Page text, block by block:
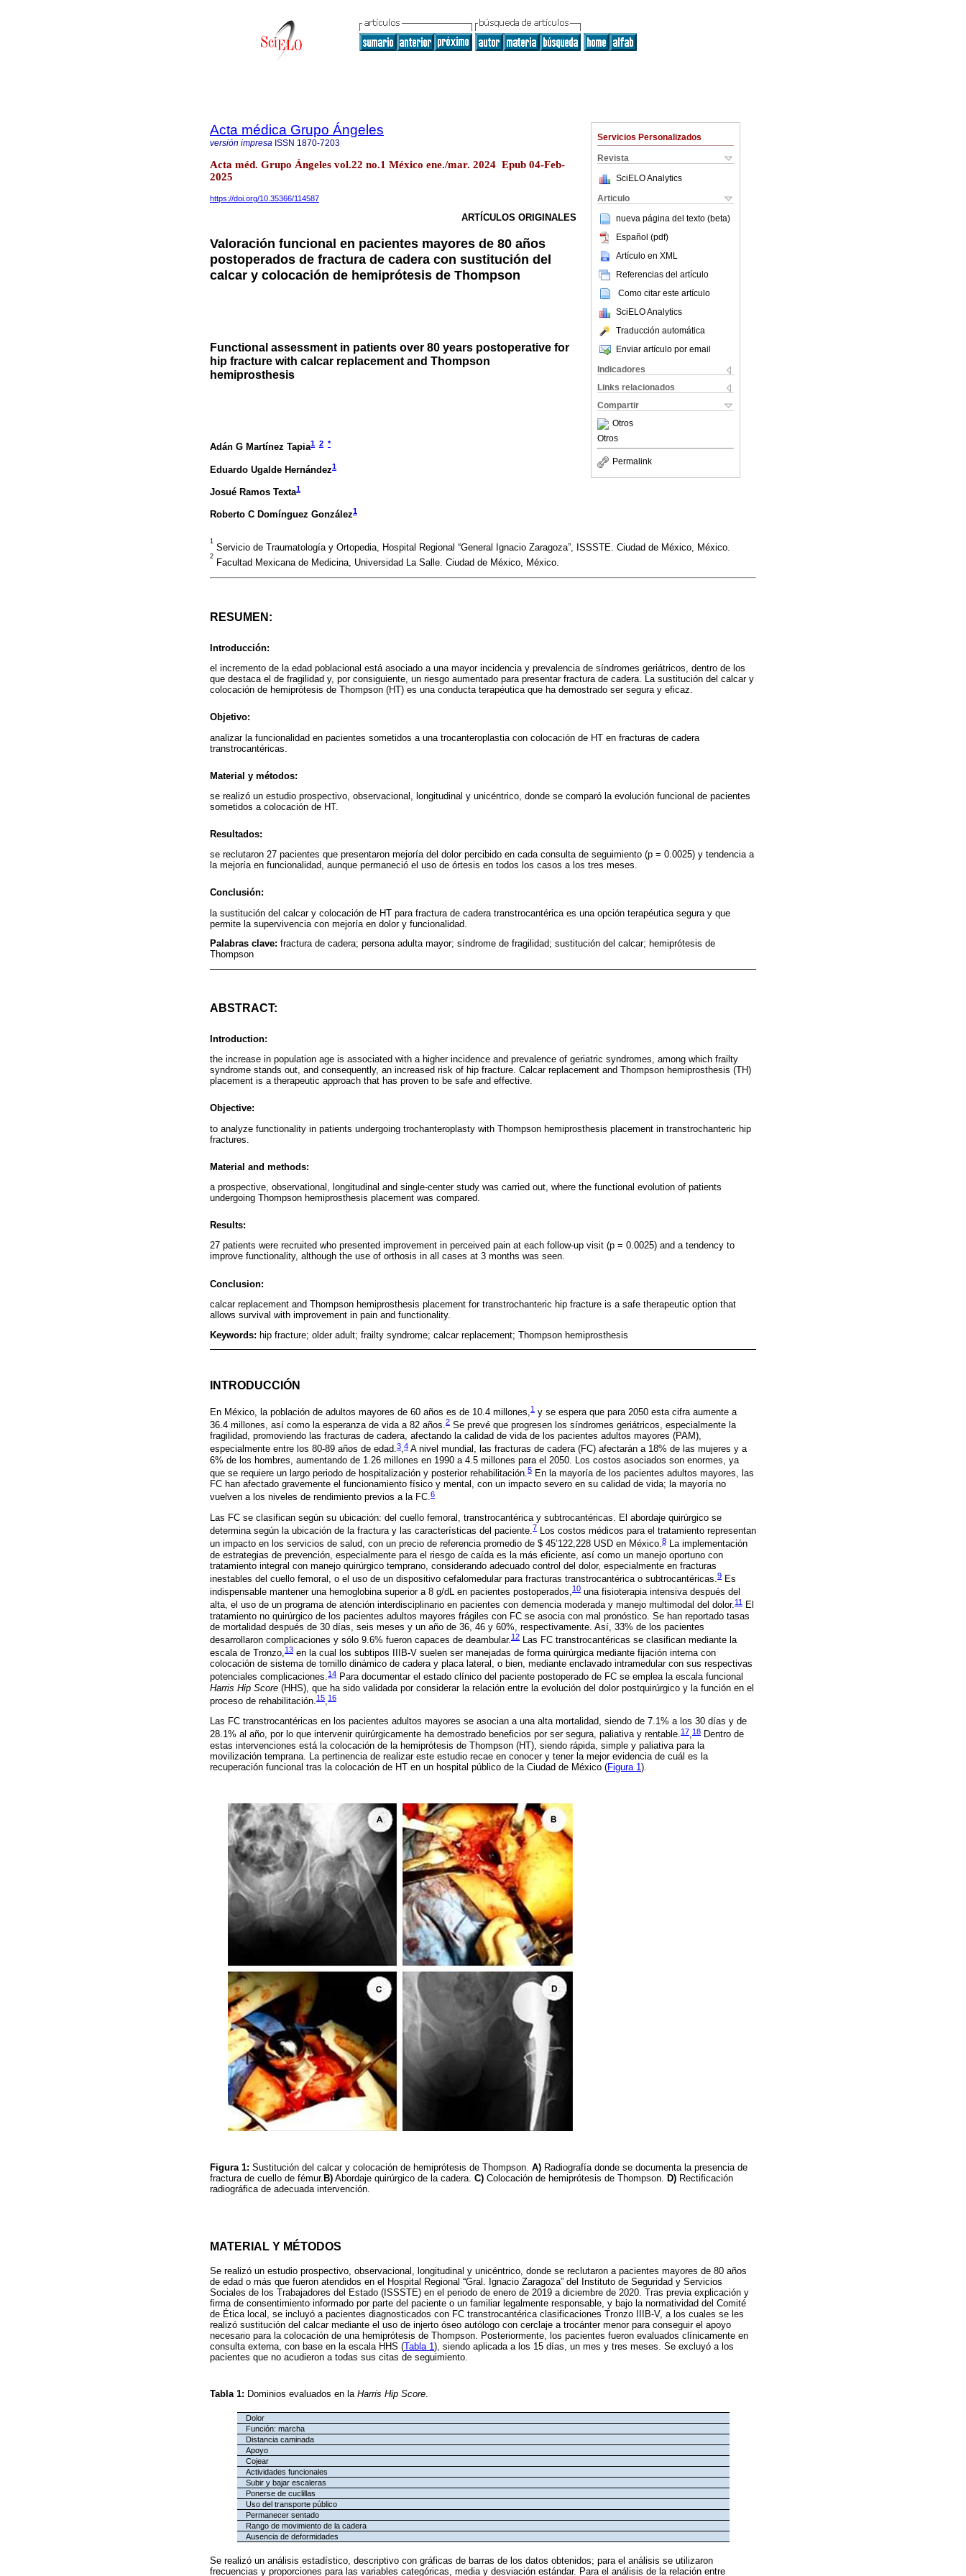
Servicios Personalizados
Revista
SciELO Analytics
Articulo
nueva página del texto (beta)
Español (pdf)
Artículo en XML
Referencias del artículo
Como citar este artículo
SciELO Analytics
Traducción automática
Enviar artículo por email
Indicadores
Links relacionados
Compartir
Otros
Otros
Permalink
Acta médica Grupo Ángeles
versión impresa ISSN 1870-7203
Acta méd. Grupo Ángeles vol.22 no.1 México ene./mar. 2024 Epub 04-Feb-
2025
https://doi.org/10.35366/114587
ARTÍCULOS ORIGINALES
Valoración funcional en pacientes mayores de 80 años
postoperados de fractura de cadera con sustitución del
calcar y colocación de hemiprótesis de Thompson
Functional assessment in patients over 80 years postoperative for
hip fracture with calcar replacement and Thompson
hemiprosthesis
Adán G Martínez Tapia1 2 *
Eduardo Ugalde Hernández1
Josué Ramos Texta1
Roberto C Domínguez González1
1
Servicio de Traumatología y Ortopedia, Hospital Regional “General Ignacio Zaragoza”, ISSSTE. Ciudad de México, México.
2
Facultad Mexicana de Medicina, Universidad La Salle. Ciudad de México, México.
RESUMEN:
Introducción:
el incremento de la edad poblacional está asociado a una mayor incidencia y prevalencia de síndromes geriátricos, dentro de los
que destaca el de fragilidad y, por consiguiente, un riesgo aumentado para presentar fractura de cadera. La sustitución del calcar y
colocación de hemiprótesis de Thompson (HT) es una conducta terapéutica que ha demostrado ser segura y eficaz.
Objetivo:
analizar la funcionalidad en pacientes sometidos a una trocanteroplastia con colocación de HT en fracturas de cadera
transtrocantéricas.
Material y métodos:
se realizó un estudio prospectivo, observacional, longitudinal y unicéntrico, donde se comparó la evolución funcional de pacientes
sometidos a colocación de HT.
Resultados:
se reclutaron 27 pacientes que presentaron mejoría del dolor percibido en cada consulta de seguimiento (p = 0.0025) y tendencia a
la mejoría en funcionalidad, aunque permaneció el uso de órtesis en todos los casos a los tres meses.
Conclusión:
la sustitución del calcar y colocación de HT para fractura de cadera transtrocantérica es una opción terapéutica segura y que
permite la supervivencia con mejoría en dolor y funcionalidad.
Palabras clave: fractura de cadera; persona adulta mayor; síndrome de fragilidad; sustitución del calcar; hemiprótesis de
Thompson
ABSTRACT:
Introduction:
the increase in population age is associated with a higher incidence and prevalence of geriatric syndromes, among which frailty
syndrome stands out, and consequently, an increased risk of hip fracture. Calcar replacement and Thompson hemiprosthesis (TH)
placement is a therapeutic approach that has proven to be safe and effective.
Objective:
to analyze functionality in patients undergoing trochanteroplasty with Thompson hemiprosthesis placement in transtrochanteric hip
fractures.
Material and methods:
a prospective, observational, longitudinal and single-center study was carried out, where the functional evolution of patients
undergoing Thompson hemiprosthesis placement was compared.
Results:
27 patients were recruited who presented improvement in perceived pain at each follow-up visit (p = 0.0025) and a tendency to
improve functionality, although the use of orthosis in all cases at 3 months was seen.
Conclusion:
calcar replacement and Thompson hemiprosthesis placement for transtrochanteric hip fracture is a safe therapeutic option that
allows survival with improvement in pain and functionality.
Keywords: hip fracture; older adult; frailty syndrome; calcar replacement; Thompson hemiprosthesis
INTRODUCCIÓN
En México, la población de adultos mayores de 60 años es de 10.4 millones,1 y se espera que para 2050 esta cifra aumente a
36.4 millones, así como la esperanza de vida a 82 años.2 Se prevé que progresen los síndromes geriátricos, especialmente la
fragilidad, promoviendo las fracturas de cadera, afectando la calidad de vida de los pacientes adultos mayores (PAM),
especialmente entre los 80-89 años de edad.3,4 A nivel mundial, las fracturas de cadera (FC) afectarán a 18% de las mujeres y a
6% de los hombres, aumentando de 1.26 millones en 1990 a 4.5 millones para el 2050. Los costos asociados son enormes, ya
que se requiere un largo periodo de hospitalización y posterior rehabilitación.5 En la mayoría de los pacientes adultos mayores, las
FC han afectado gravemente el funcionamiento físico y mental, con un impacto severo en su calidad de vida; la mayoría no
vuelven a los niveles de rendimiento previos a la FC.6
Las FC se clasifican según su ubicación: del cuello femoral, transtrocantérica y subtrocantéricas. El abordaje quirúrgico se
determina según la ubicación de la fractura y las características del paciente.7 Los costos médicos para el tratamiento representan
un impacto en los servicios de salud, con un precio de referencia promedio de $ 45’122,228 USD en México.8 La implementación
de estrategias de prevención, especialmente para el riesgo de caída es la más eficiente, así como un manejo oportuno con
tratamiento integral con manejo quirúrgico temprano, considerando adecuado control del dolor, especialmente en fracturas
inestables del cuello femoral, o el uso de un dispositivo cefalomedular para fracturas transtrocantérica o subtrocantéricas. 9 Es
indispensable mantener una hemoglobina superior a 8 g/dL en pacientes postoperados,10 una fisioterapia intensiva después del
alta, el uso de un programa de atención interdisciplinario en pacientes con demencia moderada y manejo multimodal del dolor.11
El
tratamiento no quirúrgico de los pacientes adultos mayores frágiles con FC se asocia con mal pronóstico. Se han reportado tasas
de mortalidad después de 30 días, seis meses y un año de 36, 46 y 60%, respectivamente. Así, 33% de los pacientes
desarrollaron complicaciones y sólo 9.6% fueron capaces de deambular.12 Las FC transtrocantéricas se clasifican mediante la
escala de Tronzo,13 en la cual los subtipos IIIB-V suelen ser manejadas de forma quirúrgica mediante fijación interna con
colocación de sistema de tornillo dinámico de cadera y placa lateral, o bien, mediante enclavado intramedular con sus respectivas
potenciales complicaciones.14 Para documentar el estado clínico del paciente postoperado de FC se emplea la escala funcional
Harris Hip Score (HHS), que ha sido validada por considerar la relación entre la evolución del dolor postquirúrgico y la función en el
proceso de rehabilitación.15,16
Las FC transtrocantéricas en los pacientes adultos mayores se asocian a una alta mortalidad, siendo de 7.1% a los 30 días y de
28.1% al año, por lo que intervenir quirúrgicamente ha demostrado beneficios por ser segura, paliativa y rentable.17,18 Dentro de
estas intervenciones está la colocación de la hemiprótesis de Thompson (HT), siendo rápida, simple y paliativa para la
movilización temprana. La pertinencia de realizar este estudio recae en conocer y tener la mejor evidencia de cuál es la
recuperación funcional tras la colocación de HT en un hospital público de la Ciudad de México (Figura 1 ).
Figura 1: Sustitución del calcar y colocación de hemiprótesis de Thompson. A) Radiografía donde se documenta la presencia de
fractura de cuello de fémur. B) Abordaje quirúrgico de la cadera. C) Colocación de hemiprótesis de Thompson. D) Rectificación
radiográfica de adecuada intervención.
MATERIAL Y MÉTODOS
Se realizó un estudio prospectivo, observacional, longitudinal y unicéntrico, donde se reclutaron a pacientes mayores de 80 años
de edad o más que fueron atendidos en el Hospital Regional “Gral. Ignacio Zaragoza” del Instituto de Seguridad y Servicios
Sociales de los Trabajadores del Estado (ISSSTE) en el periodo de enero de 2019 a diciembre de 2020. Tras previa explicación y
firma de consentimiento informado por parte del paciente o un familiar legalmente responsable, y bajo la normatividad del Comité
de Ética local, se incluyó a pacientes diagnosticados con FC transtrocantérica clasificaciones Tronzo IIIB-V, a los cuales se les
realizó sustitución del calcar mediante el uso de injerto óseo autólogo con cerclaje a trocánter menor para conseguir el apoyo
necesario para la colocación de una hemiprótesis de Thompson. Posteriormente, los pacientes fueron evaluados clínicamente en
consulta externa, con base en la escala HHS (Tabla 1), siendo aplicada a los 15 días, un mes y tres meses. Se excluyó a los
pacientes que no acudieron a todas sus citas de seguimiento.
Tabla 1: Dominios evaluados en la Harris Hip Score.
Dolor
Función: marcha
Distancia caminada
Apoyo
Cojear
Actividades funcionales
Subir y bajar escaleras
Ponerse de cuclillas
Uso del transporte público
Permanecer sentado
Rango de movimiento de la cadera
Ausencia de deformidades
Se realizó un análisis estadístico, descriptivo con gráficas de barras de los datos obtenidos; para el análisis se utilizaron
frecuencias y proporciones para las variables categóricas, media y desviación estándar. Para el análisis de la relación entre